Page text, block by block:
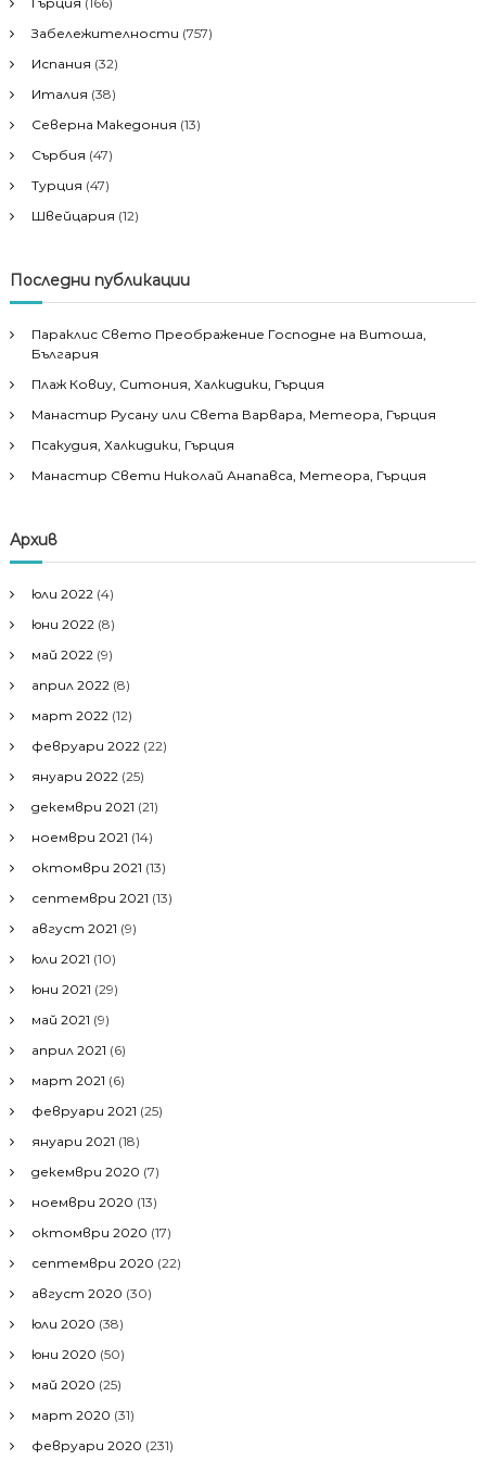
Забележителности (757)
Испания (32)
Италия (38)
Северна Македония (13)
Сърбия (47)
Турция (47)
Швейцария (12)
Последни публикации
Параклис Свето Преображение Господне на Витоша,
България
Плаж Ковиу, Ситония, Халкидики, Гърция
Манастир Русану или Света Варвара, Метеора, Гърция
Псакудия, Халкидики, Гърция
Манастир Свети Николай Анапавса, Метеора, Гърция
Архив
юли 2022 (4)
юни 2022 (8)
май 2022 (9)
април 2022 (8)
март 2022 (12)
февруари 2022 (22)
януари 2022 (25)
декември 2021 (21)
ноември 2021 (14)
октомври 2021 (13)
септември 2021 (13)
август 2021 (9)
юли 2021 (10)
юни 2021 (29)
май 2021 (9)
април 2021 (6)
март 2021 (6)
февруари 2021 (25)
януари 2021 (18)
декември 2020 (7)
ноември 2020 (13)
октомври 2020 (17)
септември 2020 (22)
август 2020 (30)
юли 2020 (38)
юни 2020 (50)
май 2020 (25)
март 2020 (31)
февруари 2020 (231)